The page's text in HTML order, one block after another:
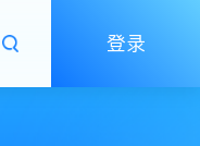
登录